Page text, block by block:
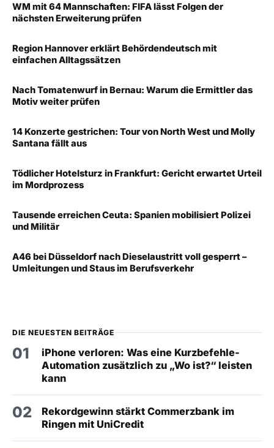
WM mit 64 Mannschaften: FIFA lässt Folgen der
nächsten Erweiterung prüfen
Region Hannover erklärt Behördendeutsch mit
einfachen Alltagssätzen
Nach Tomatenwurf in Bernau: Warum die Ermittler das
Motiv weiter prüfen
14 Konzerte gestrichen: Tour von North West und Molly
Santana fällt aus
Tödlicher Hotelsturz in Frankfurt: Gericht erwartet Urteil
im Mordprozess
Tausende erreichen Ceuta: Spanien mobilisiert Polizei
und Militär
A46 bei Düsseldorf nach Dieselaustritt voll gesperrt –
Umleitungen und Staus im Berufsverkehr
DIE NEUESTEN BEITRÄGE
01
iPhone verloren: Was eine Kurzbefehle-
Automation zusätzlich zu „Wo ist?“ leisten
kann
02
Rekordgewinn stärkt Commerzbank im
Ringen mit UniCredit